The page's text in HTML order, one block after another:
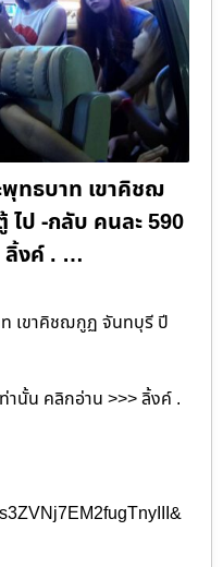
พุทธบาท เขาคิชฌ
ไป -กลับ คนละ 590
ลิ้งค์ . …
ท เขาคิชฌกูฏ จันทบุรี ปี
านั้น คลิกอ่าน >>> ลิ้งค์ .